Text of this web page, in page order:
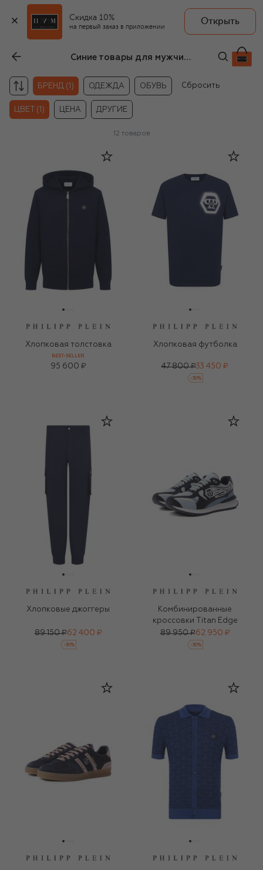
Скидка 10%
на первый заказ в приложении
Открыть
Синие товары для мужчин Philipp Plein
БРЕНД (1) ОДЕЖДА ОБУВЬ Сбросить
ЦВЕТ (1) ЦЕНА ДРУГИЕ
12 товаров
Хлопковая толстовка
BEST-SELLER
95 600 ₽
Хлопковая футболка
47 800 ₽33 450 ₽
-30%
Хлопковые джоггеры
89 150 ₽62 400 ₽
-30%
Комбинированные
кроссовки Titan Edge
89 950 ₽62 950 ₽
-30%